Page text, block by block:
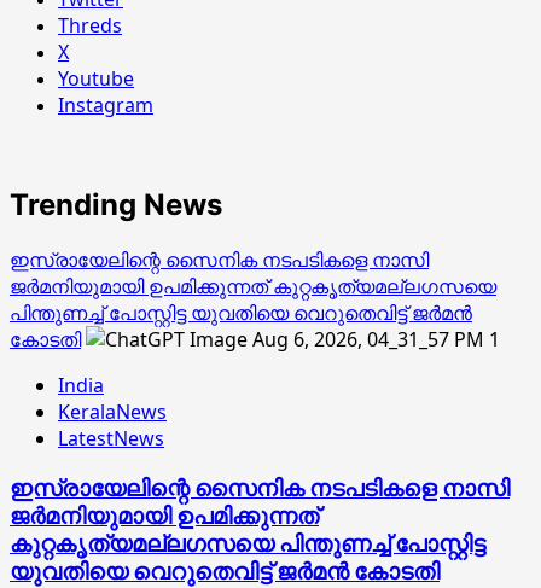
Threds
X
Youtube
Instagram
Trending News
ഇസ്രായേലിന്റെ സൈനിക നടപടികളെ നാസി
ജര്‍മനിയുമായി ഉപമിക്കുന്നത് കുറ്റകൃത്യമല്ലഗസയെ
പിന്തുണച്ച് പോസ്റ്റിട്ട യുവതിയെ വെറുതെവിട്ട് ജര്‍മന്‍
കോടതി
1
India
KeralaNews
LatestNews
ഇസ്രായേലിന്റെ സൈനിക നടപടികളെ നാസി
ജര്‍മനിയുമായി ഉപമിക്കുന്നത്
കുറ്റകൃത്യമല്ലഗസയെ പിന്തുണച്ച് പോസ്റ്റിട്ട
യുവതിയെ വെറുതെവിട്ട് ജര്‍മന്‍ കോടതി